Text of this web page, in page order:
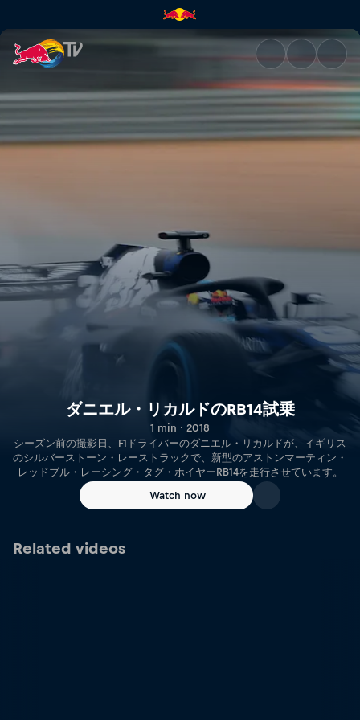
ダニエル・リカルドのRB14試乗
1 min · 2018
シーズン前の撮影日、F1ドライバーのダニエル・リカルドが、イギリス
のシルバーストーン・レーストラックで、新型のアストンマーティン・
レッドブル・レーシング・タグ・ホイヤーRB14を走行させています。
Watch now
Related videos